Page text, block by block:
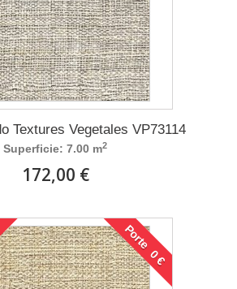
Textures Vegetales VP73114
Superficie: 7.00 m2
172,00 €
Porte 0 €